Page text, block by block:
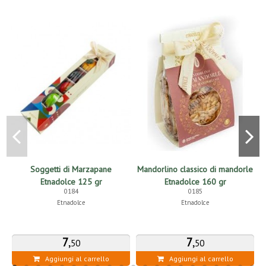
Soggetti di Marzapane
Etnadolce 125 gr
0184
Etnadolce
7,50
Aggiungi al carrello
Mandorlino classico di mandorle
Etnadolce 160 gr
0185
Etnadolce
7,50
Aggiungi al carrello